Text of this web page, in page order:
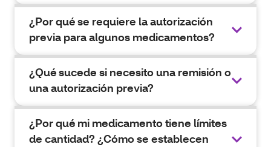
¿Por qué se requiere la autorización
previa para algunos medicamentos?
¿Qué sucede si necesito una remisión o
una autorización previa?
¿Por qué mi medicamento tiene límites
de cantidad? ¿Cómo se establecen